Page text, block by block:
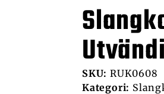
SKU: RUK0608
Kategori: